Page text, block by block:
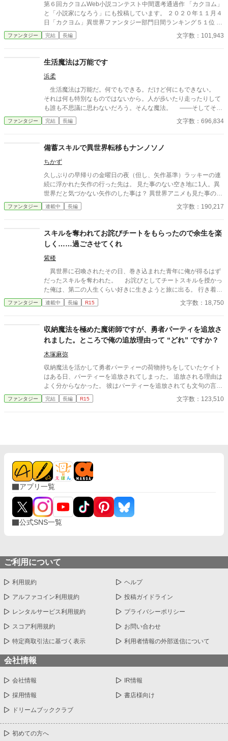
第６回カクヨムWeb小説コンテスト中間選考通過作 「カクヨム」
と「小説家になろう」にも投稿しています。 ２０２０年１１月４
日「カクヨム」異世界ファンタジー部門日間ランキング５１位 ２
０２０年１１月４日「カクヨム」異世界ファンタジー部門週間ラ
ンキング５２位 転生者のブルーノは絶大な力を持っていたが、そ
の力で勇者を騙る卑怯下劣な連中に、レットドラゴンから逃げる
ための生贄として、ボス部屋に放置された。腐敗した教会と冒険
者ギルドが結託て偽の勇者パーティーを作り、ぼろ儲けしている
のだ。ブルーノは誰が何をしていても気にしないし、自分で狩っ
た美味しいドラゴンを食べて暮らせればよかったのだが、殺され
たブルーノの為に教会や冒険者ギルドのマスターを敵対した受付
ファンタジー 完結 長編 文字数：101,943
生活魔法は万能です
浜柔
生活魔法は万能だ。何でもできる。だけど何にもできない。
それは何も特別なものではないから。人が歩いたり走ったりして
も誰も不思議に思わないだろう。そんな魔法。 ――そしてそん
な魔法が人より少し上手く使えるだけのぼくは今日、旅に出る。
ファンタジー 完結 長編 文字数：696,834
備蓄スキルで異世界転移もナンノソノ
ちかず
久しぶりの早帰りの金曜日の夜（但し、矢作基準）ラッキーの連
続に浮かれた矢作の行った先は。 見た事のない空き地に1人。異
世界だと気づかない矢作のした事は？ 異世界アニメも見た事のな
い矢作が、自分のスキルに気づく日はいつ来るのだろうか。スキ
ル【備蓄】で異世界に騒動を起こすもちょっぴりズレた矢作はそ
困難もナンノソノとクリアしながら仲間を増やして居場所を作る
まで。
ファンタジー 連載中 長編 文字数：190,217
スキルを奪われてお詫びチートをもらったので余生を楽
しく……過ごさせてくれ
紫楼
異世界に召喚されたその日、巻き込まれた青年に俺が得るはず
だったスキルを奪われた。 お詫びとしてチートスキルを授かっ
た俺は、第二の人生くらい好きに生きようと旅に出る。 行き着い
た先は、寂れた町の場末の酒場だ。 なぜか客は男ばかりだが、
日雇い冒険者や恐妻家の肉屋たちとの気楽な毎日は悪くない。
へ通ってくる理由だけは、さっぱりわからない。 「お前らツケは
やめろ」 そんな穏やかな日々を送っていたはずなのに、ある
日、酒場へ厄介な依頼が舞い込んできた――。 他サイトでも掲
ファンタジー 連載中 長編 R15 文字数：18,750
収納魔法を極めた魔術師ですが、勇者パーティを追放さ
れました。ところで俺の追放理由って “どれ” ですか？
木塚麻弥
収納魔法を活かして勇者パーティーの荷物持ちをしていたケイト
はある日、パーティーを追放されてしまった。 追放される理由は
よく分からなかった。 彼はパーティーを追放されても文句の言え
ない理由を無数に抱えていたからだ。 結局どれが本当の追放理由
なのかはよく分からなかったが、勇者から追放すると強く言われ
法しか使えない魔術師が、仲間のために陰で奮闘する物語。
ファンタジー 完結 長編 R15 文字数：123,510
アプリ一覧
公式SNS一覧
ご利用について
利用規約 ヘルプ
アルファコイン利用規約 投稿ガイドライン
レンタルサービス利用規約 プライバシーポリシー
スコア利用規約 お問い合わせ
特定商取引法に基づく表示 利用者情報の外部送信について
会社情報
会社情報 IR情報
採用情報 書店様向け
ドリームブッククラブ
初めての方へ